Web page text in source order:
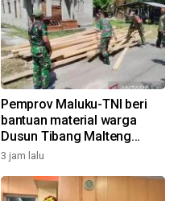
Pemprov Maluku-TNI beri
bantuan material warga
Dusun Tibang Malteng
percepat rehabilitasi
3 jam lalu